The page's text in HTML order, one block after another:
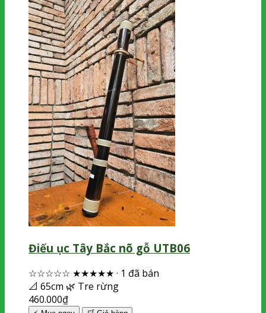
Điếu ục Tây Bắc nõ gỗ UTB06
☆☆☆☆☆ ★★★★★ · 1 đã bán
📐 65cm 🌿 Tre rừng
460.000₫